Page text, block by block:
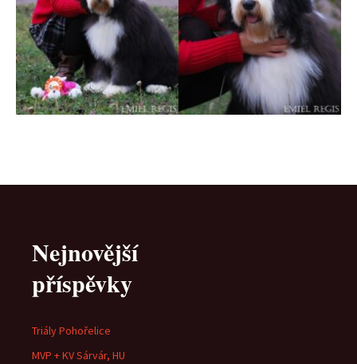
Nejnovější
příspěvky
Triály Pohořelice
MVP + KV Sárvár, HU